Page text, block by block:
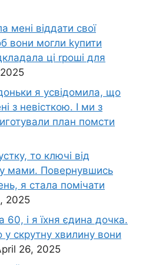
мені віддати свої
вони могли kупити
ці rроші для
я усвідомила, що
з невісткою. І ми з
план помсти
то ключі від
мами. Повернувшись
я стала помічати
2025
і я їхня єдина дочка.
скрутну хвилину вони
26, 2025